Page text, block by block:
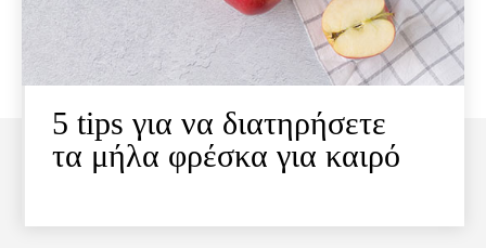
5 tips για να διατηρήσετε
τα μήλα φρέσκα για καιρό